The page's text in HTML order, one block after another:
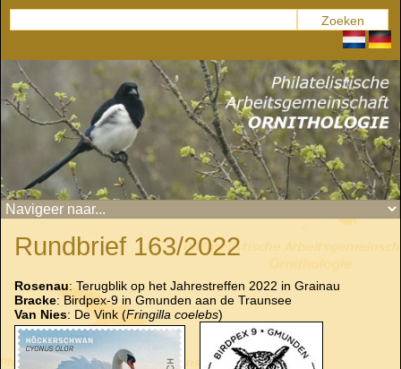
Rundbrief 163/2022
Rosenau: Terugblik op het Jahrestreffen 2022 in Grainau
Bracke: Birdpex-9 in Gmunden aan de Traunsee
Van Nies: De Vink (Fringilla coelebs)